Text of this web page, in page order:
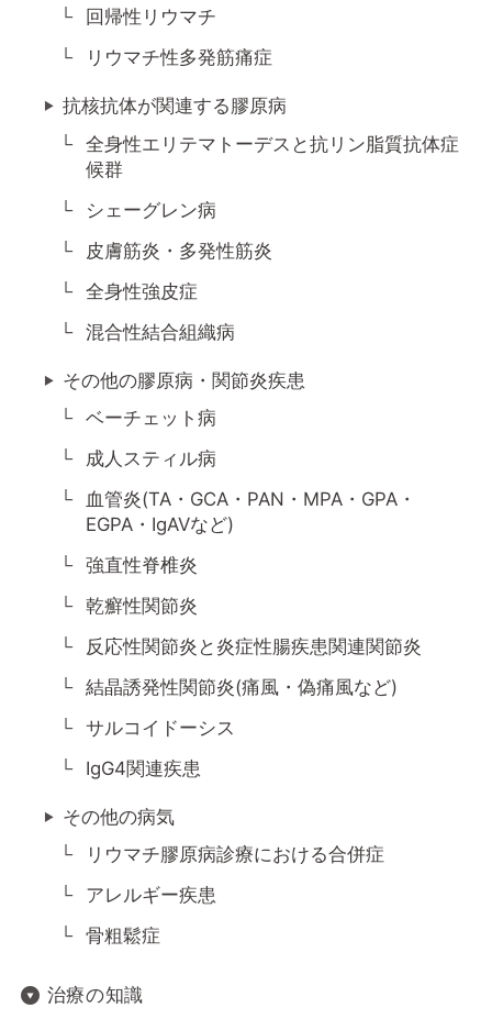
回帰性リウマチ
リウマチ性多発筋痛症
抗核抗体が関連する膠原病
全身性エリテマトーデスと抗リン脂質抗体症
候群
シェーグレン病
皮膚筋炎・多発性筋炎
全身性強皮症
混合性結合組織病
その他の膠原病・関節炎疾患
ベーチェット病
成人スティル病
血管炎(TA・GCA・PAN・MPA・GPA・
EGPA・IgAVなど)
強直性脊椎炎
乾癬性関節炎
反応性関節炎と炎症性腸疾患関連関節炎
結晶誘発性関節炎(痛風・偽痛風など)
サルコイドーシス
IgG4関連疾患
その他の病気
リウマチ膠原病診療における合併症
アレルギー疾患
骨粗鬆症
治療の知識